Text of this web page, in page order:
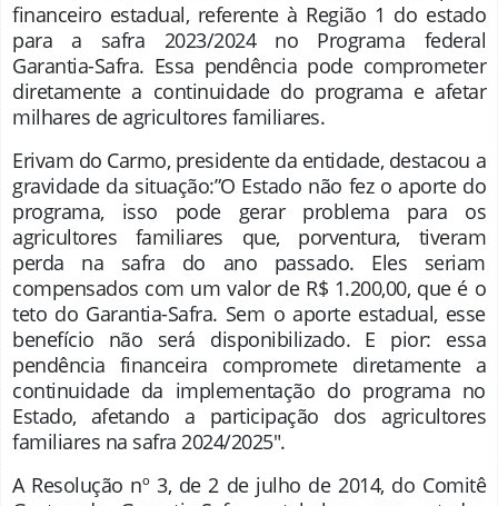
financeiro estadual, referente à Região 1 do estado
para a safra 2023/2024 no Programa federal
Garantia-Safra. Essa pendência pode comprometer
diretamente a continuidade do programa e afetar
milhares de agricultores familiares.
Erivam do Carmo, presidente da entidade, destacou a
gravidade da situação:”O Estado não fez o aporte do
programa, isso pode gerar problema para os
agricultores familiares que, porventura, tiveram
perda na safra do ano passado. Eles seriam
compensados com um valor de R$ 1.200,00, que é o
teto do Garantia-Safra. Sem o aporte estadual, esse
benefício não será disponibilizado. E pior: essa
pendência financeira compromete diretamente a
continuidade da implementação do programa no
Estado, afetando a participação dos agricultores
familiares na safra 2024/2025″.
A Resolução nº 3, de 2 de julho de 2014, do Comitê